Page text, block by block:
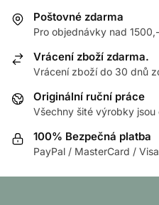
Poštovné zdarma
Pro objednávky nad 1500,-
Vrácení zboží zdarma.
Vrácení zboží do 30 dnů
Originální ruční práce
Všechny šité výrobky jsou
100% Bezpečná platba
PayPal / MasterCard / Visa